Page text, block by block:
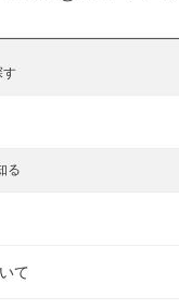
す
る
て